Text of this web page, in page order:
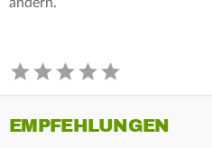
EMPFEHLUNGEN